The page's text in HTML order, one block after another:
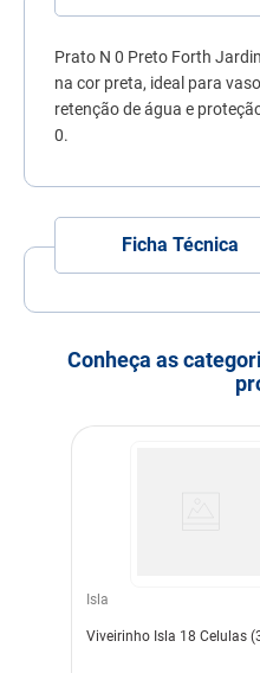
Prato N 0 Preto Forth
na cor preta, ideal para
retenção de água e
0.
Ficha Técnica
Conheça as
Isla
Viveirinho Isla 18 Celulas